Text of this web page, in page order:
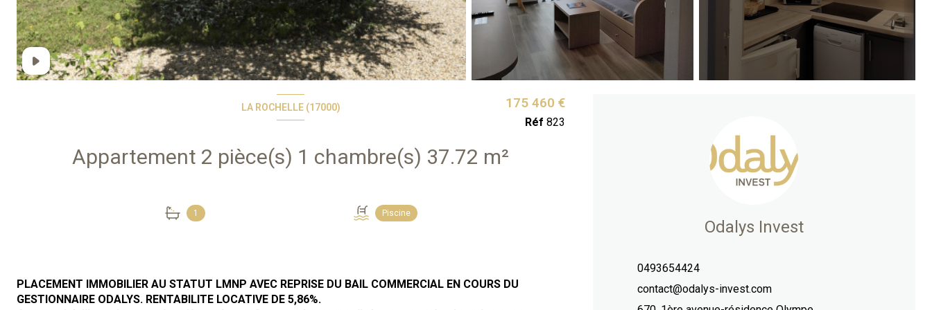
LA ROCHELLE (17000)
Appartement 2 pièce(s) 1 chambre(s) 37.72 m²
1 Piscine
175 460 €
Réf 823
PLACEMENT IMMOBILIER AU STATUT LMNP AVEC REPRISE DU BAIL COMMERCIAL EN COURS DU
GESTIONNAIRE ODALYS. RENTABILITE LOCATIVE DE 5,86%.
Odalys Invest
0493654424
contact@odalys-invest.com